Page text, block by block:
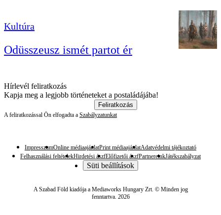
Kultúra
Odüsszeusz ismét partot ér
Hírlevél feliratkozás
Kapja meg a legjobb történeteket a postaládájába!
Feliratkozás
A feliratkozással Ön elfogadta a Szabályzatunkat
ImpresszumOnline médiaajánlatPrint médiaajánlatAdatvédelmi tájékoztató
Felhasználási feltételekHirdetési ászfElőfizetői ászfPartnereinkJátékszabályzat
Süti beállítások
A Szabad Föld kiadója a Mediaworks Hungary Zrt. © Minden jog
fenntartva. 2026